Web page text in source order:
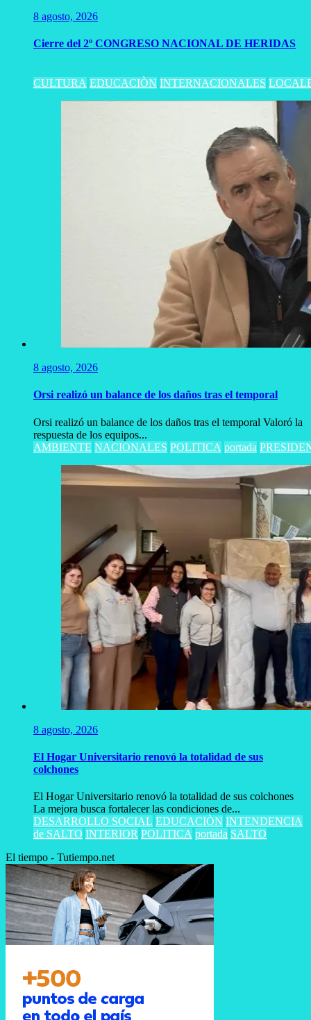
8 agosto, 2026
Cierre del 2º CONGRESO NACIONAL DE HERIDAS
CULTURA EDUCACIÒN INTERNACIONALES
8 agosto, 2026
Orsi realizó un balance de los daños tras el temporal
Orsi realizó un balance de los daños tras el temporal Valoró la
respuesta de los equipos...
AMBIENTE NACIONALES POLITICA portada
8 agosto, 2026
El Hogar Universitario renovó la totalidad de sus
colchones
El Hogar Universitario renovó la totalidad de sus colchones
La mejora busca fortalecer las condiciones de...
DESARROLLO SOCIAL EDUCACIÒN INTENDENCIA
de SALTO INTERIOR POLITICA portada SALTO
El tiempo - Tutiempo.net